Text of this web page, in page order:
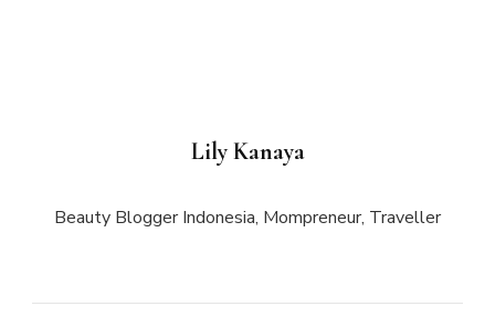
Lily Kanaya
Beauty Blogger Indonesia, Mompreneur, Traveller